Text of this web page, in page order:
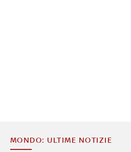
MONDO: ULTIME NOTIZIE